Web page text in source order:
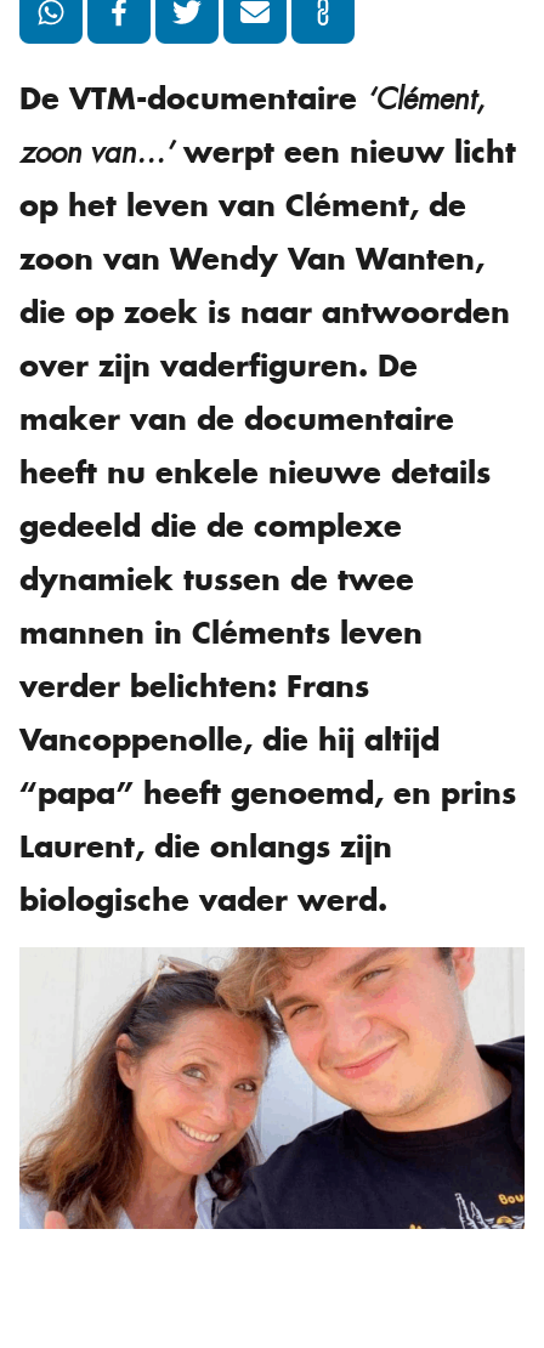
De VTM-documentaire ‘Clément,
zoon van…’werpt een nieuw licht
op het leven van Clément, de
zoon van Wendy Van Wanten,
die op zoek is naar antwoorden
over zijn vaderfiguren. De
maker van de documentaire
heeft nu enkele nieuwe details
gedeeld die de complexe
dynamiek tussen de twee
mannen in Cléments leven
verder belichten: Frans
Vancoppenolle, die hij altijd
“papa” heeft genoemd, en prins
Laurent, die onlangs zijn
biologische vader werd.